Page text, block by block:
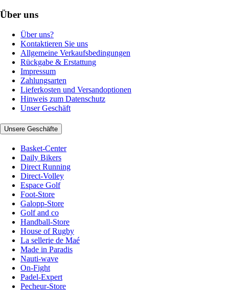
Über uns
Über uns?
Kontaktieren Sie uns
Allgemeine Verkaufsbedingungen
Rückgabe & Erstattung
Impressum
Zahlungsarten
Lieferkosten und Versandoptionen
Hinweis zum Datenschutz
Unser Geschäft
Unsere Geschäfte
Basket-Center
Daily Bikers
Direct Running
Direct-Volley
Espace Golf
Foot-Store
Galopp-Store
Golf and co
Handball-Store
House of Rugby
La sellerie de Maé
Made in Paradis
Nauti-wave
On-Fight
Padel-Expert
Pecheur-Store